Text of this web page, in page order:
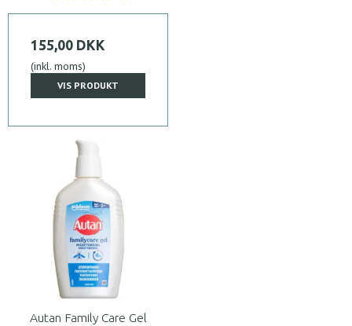
155,00 DKK
(inkl. moms)
VIS PRODUKT
Autan Family Care Gel